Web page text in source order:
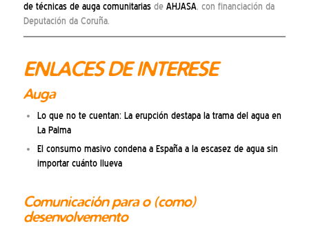
de técnicas de auga comunitariasde AHJASA, con financiación da
Deputación da Coruña.
ENLACES DE INTERESE
Auga
Lo que no te cuentan: La erupción destapa la trama del agua en
La Palma
El consumo masivo condena a España a la escasez de agua sin
importar cuánto llueva
Comunicación para o (como)
desenvolvemento